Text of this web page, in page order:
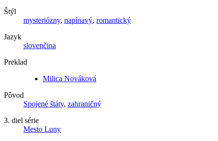
Štýl
mysteriózny, napínavý, romantický
Jazyk
slovenčina
Preklad
Milica Nováková
Pôvod
Spojené štáty, zahraničný
3. diel série
Mesto Luny